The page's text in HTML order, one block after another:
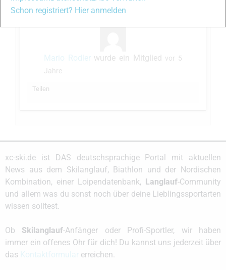
Mario Rodlerwurde ein Mitglied vor 5
Jahre
Teilen
xc-ski.de ist DAS deutschsprachige Portal mit aktuellen
News aus dem Skilanglauf, Biathlon und der Nordischen
Kombination, einer Loipendatenbank, Langlauf-Community
und allem was du sonst noch über deine Lieblingssportarten
wissen solltest.
Ob Skilanglauf-Anfänger oder Profi-Sportler, wir haben
immer ein offenes Ohr für dich! Du kannst uns jederzeit über
das
erreichen.
Schon registriert? Hier anmelden